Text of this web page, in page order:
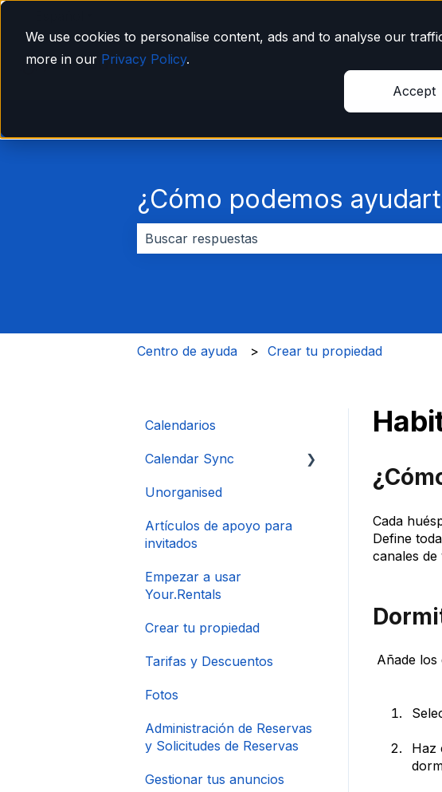
We use cookies to personalise content, ads and to analyse our
more in our Privacy Policy.
Accept
¿Cómo podemos
Centro de ayuda Crear tu propiedad
Cada
Define
canales de
Añade los
Haz
Calendarios
Calendar Sync
Importación de
Unorganised
Artículos de apoyo para
invitados
Empezar a usar
Your.Rentals
Crear tu propiedad
Tarifas y Descuentos
Fotos
Administración de Reservas
y Solicitudes de Reservas
Gestionar tus anuncios